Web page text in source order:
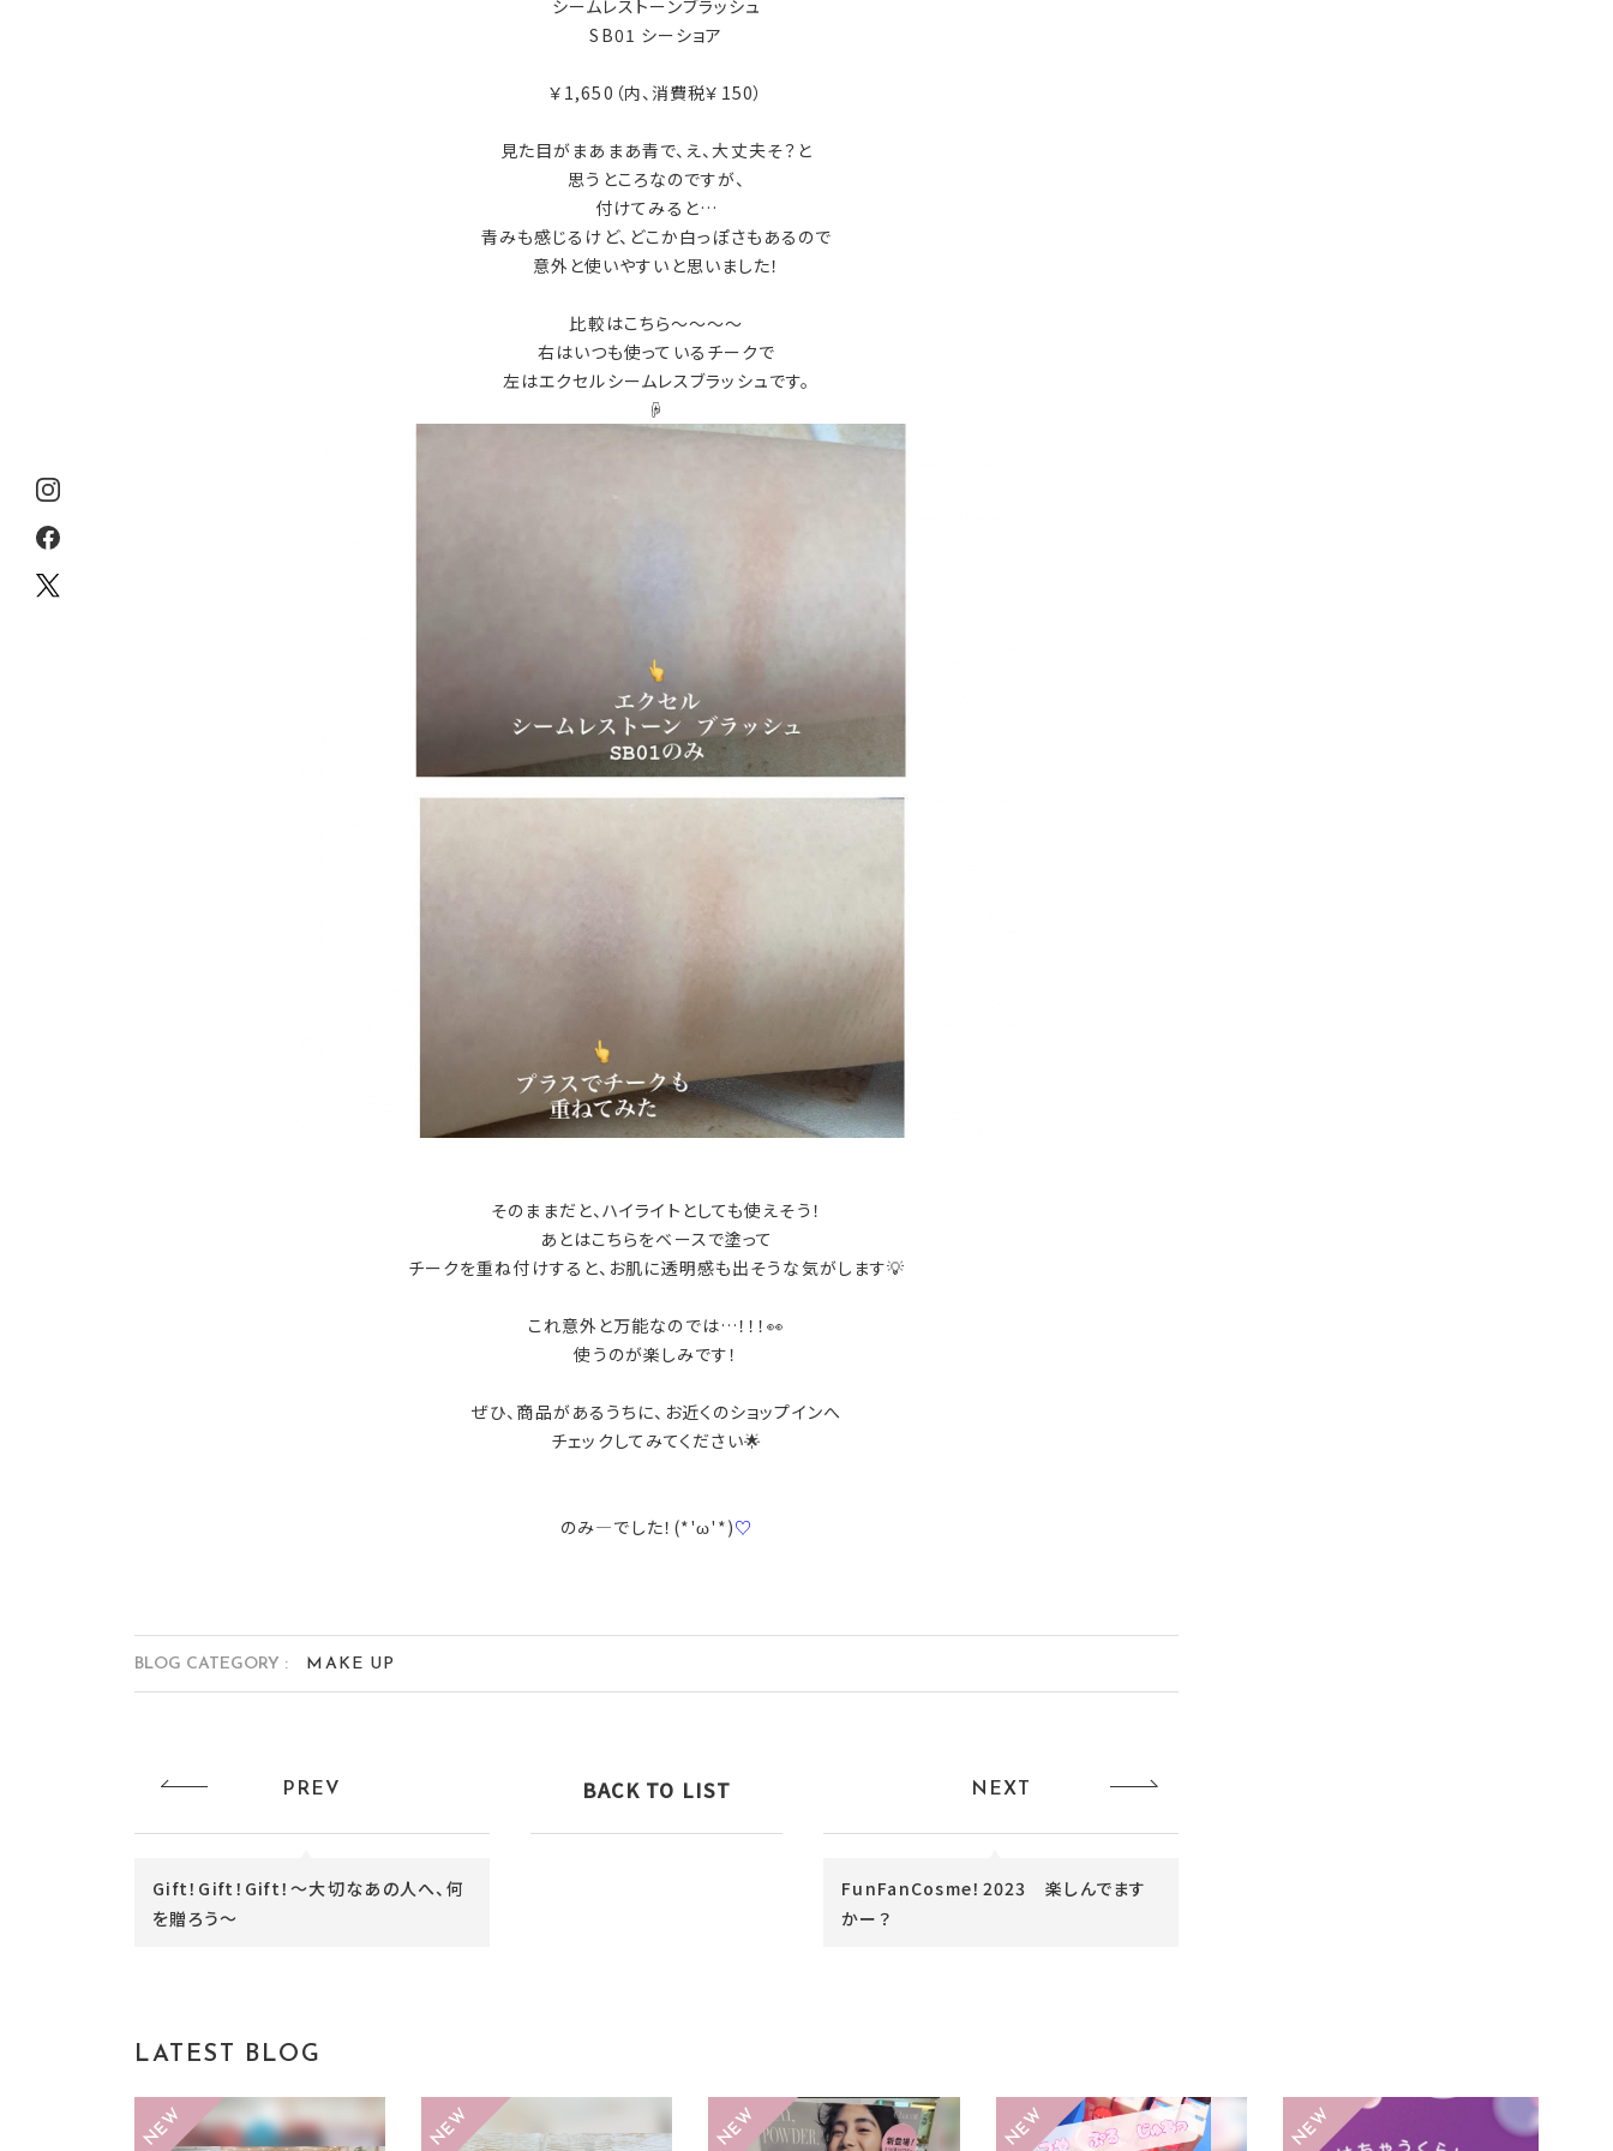
シームレストーンブラッシュ
SB01 シーショア
￥1,650（内、消費税￥150）
見た目がまあまあ青で、え、大丈夫そ？と
思うところなのですが、
付けてみると…
青みも感じるけど、どこか白っぽさもあるので
意外と使いやすいと思いました！
比較はこちら～～～～
右はいつも使っているチークで
左はエクセルシームレスブラッシュです。
☟
そのままだと、ハイライトとしても使えそう！
あとはこちらをベースで塗って
チークを重ね付けすると、お肌に透明感も出そうな気がします💡
これ意外と万能なのでは…！！！👀
使うのが楽しみです！
ぜひ、商品があるうちに、お近くのショップインへ
チェックしてみてください🌟
のみ―でした！(*'ω'*)♡
BLOG CATEGORY : MAKE UP
PREV
Gift！Gift！Gift！～大切なあの人へ、何
を贈ろう～
BACK TO LIST NEXT
FunFanCosme！2023 楽しんでます
かー？
LATEST BLOG